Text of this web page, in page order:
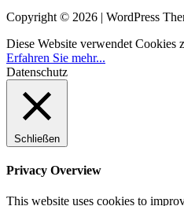
Copyright © 2026 | WordPress
Diese Website verwendet Cookies
Erfahren Sie mehr...
Datenschutz
Schließen
Privacy Overview
This website uses cookies to